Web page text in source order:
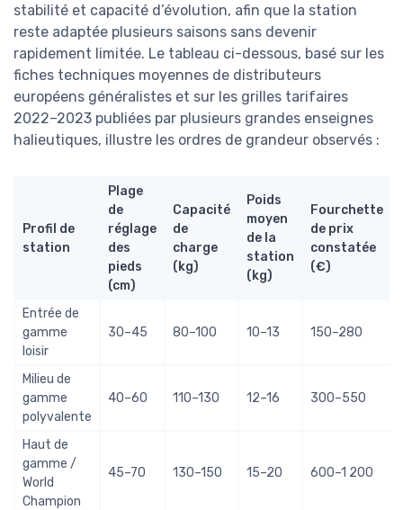
stabilité et capacité d’évolution, afin que la station
reste adaptée plusieurs saisons sans devenir
rapidement limitée. Le tableau ci-dessous, basé sur les
fiches techniques moyennes de distributeurs
européens généralistes et sur les grilles tarifaires
2022–2023 publiées par plusieurs grandes enseignes
halieutiques, illustre les ordres de grandeur observés :
Profil de
station
Plage
de
réglage
des
pieds
(cm)
Capacité
de
charge
(kg)
Poids
moyen
de la
station
(kg)
Fourchette
de prix
constatée
(€)
Entrée de
gamme
loisir
30–45 80–100 10–13 150–280
Milieu de
gamme
polyvalente
40–60 110–130 12–16 300–550
Haut de
gamme /
World
Champion
45–70 130–150 15–20 600–1 200